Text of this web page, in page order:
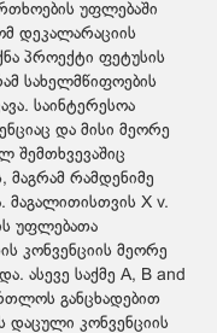
უფლებაში
დეკალარაციის
პროექტი ფეტუსის
სახელმწიფოების
საინტერესოა
და მისი მეორე
შემთხვევაშიც
მაგრამ რამდენიმე
მაგალითისთვის X v.
უფლებათა
კონვენციის მეორე
ასევე საქმე A, B and
განცხადებით
დაცული კონვენციის